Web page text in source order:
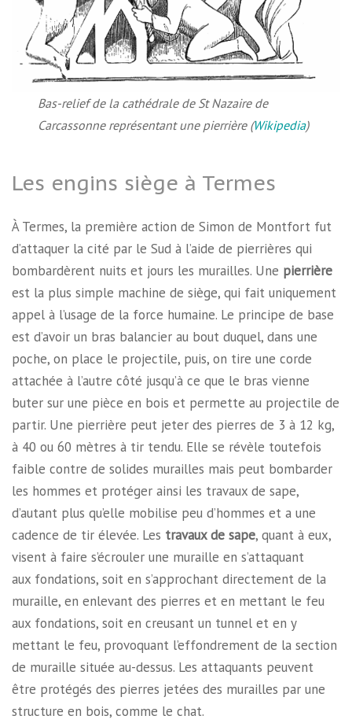
Bas-relief de la cathédrale de St Nazaire de
Carcassonne représentant une pierrière (Wikipedia)
Les engins siège à Termes
À Termes, la première action de Simon de Montfort fut
d’attaquer la cité par le Sud à l’aide de pierrières qui
bombardèrent nuits et jours les murailles. Une pierrière
est la plus simple machine de siège, qui fait uniquement
appel à l’usage de la force humaine. Le principe de base
est d’avoir un bras balancier au bout duquel, dans une
poche, on place le projectile, puis, on tire une corde
attachée à l’autre côté jusqu’à ce que le bras vienne
buter sur une pièce en bois et permette au projectile de
partir. Une pierrière peut jeter des pierres de 3 à 12 kg,
à 40 ou 60 mètres à tir tendu. Elle se révèle toutefois
faible contre de solides murailles mais peut bombarder
les hommes et protéger ainsi les travaux de sape,
d’autant plus qu’elle mobilise peu d’hommes et a une
cadence de tir élevée. Les travaux de sape, quant à eux,
visent à faire s’écrouler une muraille en s’attaquant
aux fondations, soit en s’approchant directement de la
muraille, en enlevant des pierres et en mettant le feu
aux fondations, soit en creusant un tunnel et en y
mettant le feu, provoquant l’effondrement de la section
de muraille située au-dessus. Les attaquants peuvent
être protégés des pierres jetées des murailles par une
structure en bois, comme le chat.